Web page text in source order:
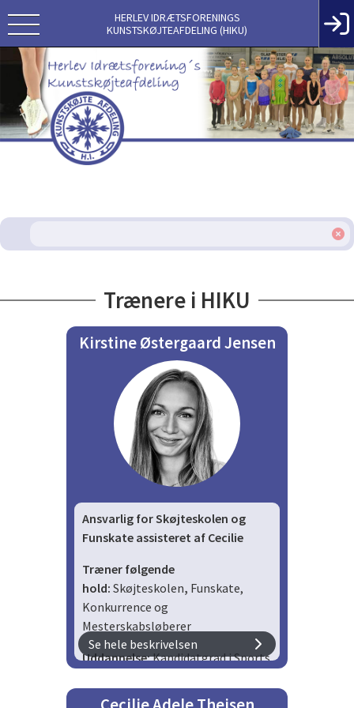
HERLEV IDRÆTSFORENINGS
KUNSTSKØJTEAFDELING (HIKU)
Trænere i HIKU
Kirstine Østergaard Jensen
Ansvarlig for Skøjteskolen og
Funskate assisteret af Cecilie
Træner følgende
hold: Skøjteskolen, Funskate,
Konkurrence og
Mesterskabsløberer
Uddannelse:Kandidatgrad i Sports
børns motorik og indlæring.
Se hele beskrivelsen